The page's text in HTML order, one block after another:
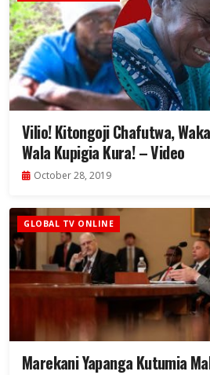
Vilio! Kitongoji Chafutwa,
Wala Kupigia Kura! – Video
October 28, 2019
GLOBAL TV ONLINE
Marekani Yapanga Kutumia